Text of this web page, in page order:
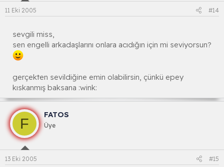
11 Eki 2005 #14
sevgili miss,
sen engelli arkadaşlarını onlara acıdığın için mi seviyorsun?
gerçekten sevildiğine emin olabilirsin, çünkü epey
kıskanmış baksana :wink:
F
FATOS
Üye
13 Eki 2005 #15